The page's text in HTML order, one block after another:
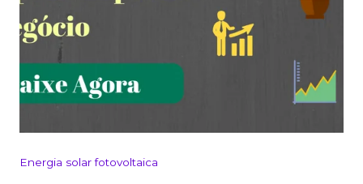
Energia solar fotovoltaica